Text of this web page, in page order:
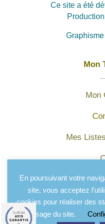
Ce site a été
Graphisme
Mon
Mon
Mes
Protection
politique
En poursuivant votre
site, vous acceptez
cookies pour réaliser des
l'usage du site.